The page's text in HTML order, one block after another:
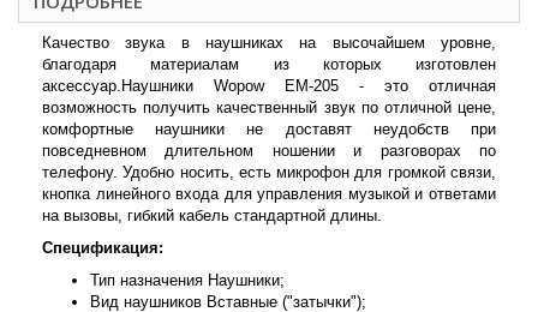
Качество звука в наушниках на высочайшем уровне,
благодаря материалам из которых изготовлен
аксессуар.Наушники Wopow EM-205 - это отличная
возможность получить качественный звук по отличной цене,
комфортные наушники не доставят неудобств при
повседневном длительном ношении и разговорах по
телефону. Удобно носить, есть микрофон для громкой связи,
кнопка линейного входа для управления музыкой и ответами
на вызовы, гибкий кабель стандартной длины.
Спецификация:
Тип назначения Наушники;
Вид наушников Вставные ("затычки");